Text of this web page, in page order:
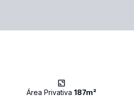
Área Privativa 187m²